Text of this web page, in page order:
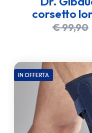
corsetto
€99,90
IN OFFERTA